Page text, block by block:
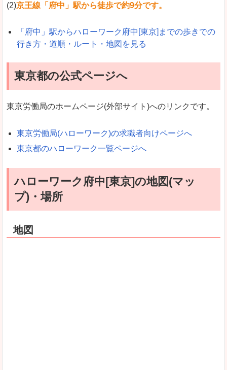
(2)京王線「府中」駅から徒歩で約9分です。
「府中」駅からハローワーク府中[東京]までの歩きでの
行き方・道順・ルート・地図を見る
東京都の公式ページへ
東京労働局のホームページ(外部サイト)へのリンクです。
東京労働局(ハローワーク)の求職者向けページへ
東京都のハローワーク一覧ページへ
ハローワーク府中[東京]の地図(マッ
プ)・場所
地図